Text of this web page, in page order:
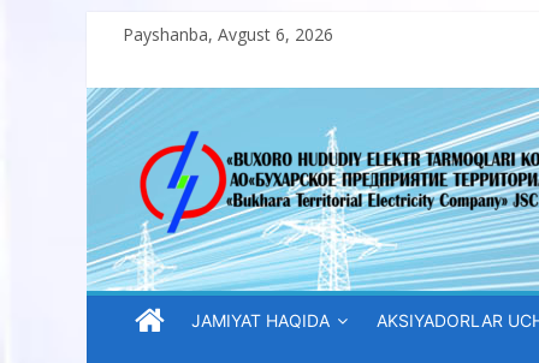
content
Payshanba, Avgust 6, 2026
“Buxoro
hududiy
elektr
tarmoqlari
JAMIYAT HAQIDA AKSIYADORLAR